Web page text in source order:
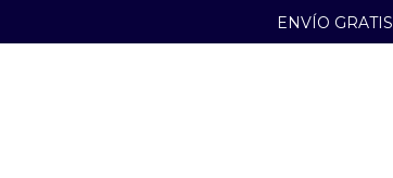
ENVÍO